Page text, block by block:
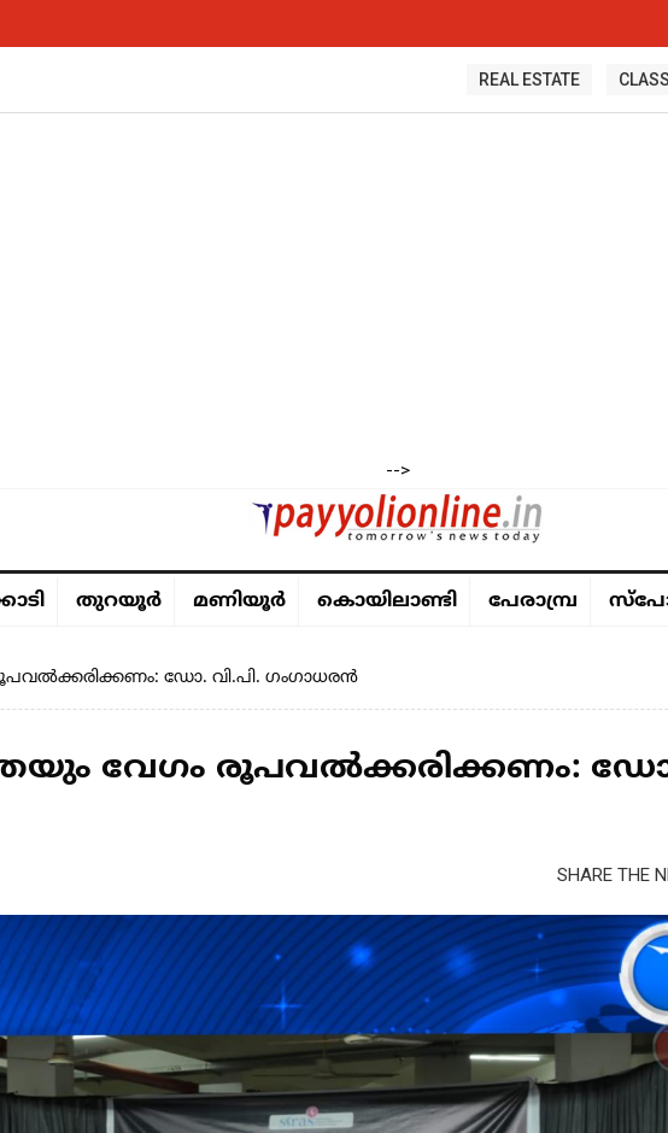
REAL ESTATE
-->
തുറയൂര്‍ മണിയൂര്‍ കൊയിലാണ്ടി പേരാമ്പ്ര
ഡോ. വി.പി. ഗംഗാധരൻ
വേഗം രൂപവൽക്കരിക്കണം:
SHARE THE